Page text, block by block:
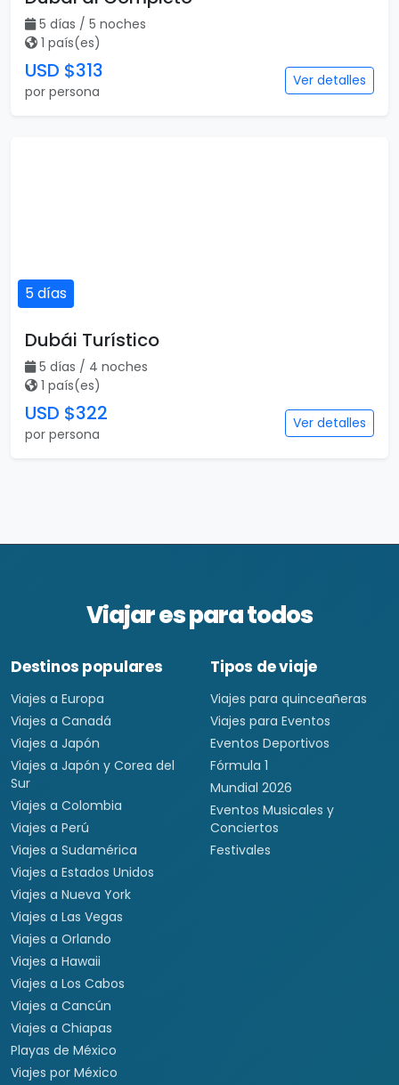
5 días / 5 noches
1 país(es)
USD $313
por persona
Ver detalles
5 días
Dubái Turístico
5 días / 4 noches
1 país(es)
USD $322
por persona
Ver detalles
Viajar es para todos
Destinos populares
Viajes a Europa
Viajes a Canadá
Viajes a Japón
Viajes a Japón y Corea del
Sur
Viajes a Colombia
Viajes a Perú
Viajes a Sudamérica
Viajes a Estados Unidos
Viajes a Nueva York
Viajes a Las Vegas
Viajes a Orlando
Viajes a Hawaii
Viajes a Los Cabos
Viajes a Cancún
Viajes a Chiapas
Playas de México
Viajes por México
Tipos de viaje
Viajes para quinceañeras
Viajes para Eventos
Eventos Deportivos
Fórmula 1
Mundial 2026
Eventos Musicales y
Conciertos
Festivales